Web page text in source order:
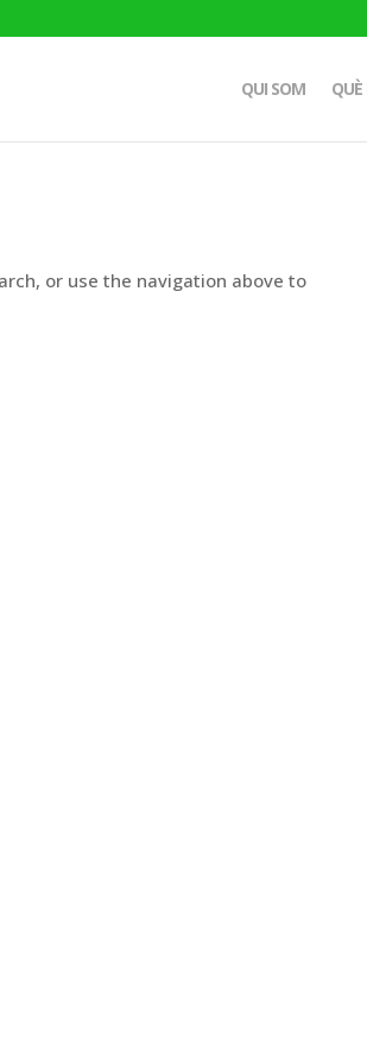
QUI SOM QUÈ
or use the navigation above to